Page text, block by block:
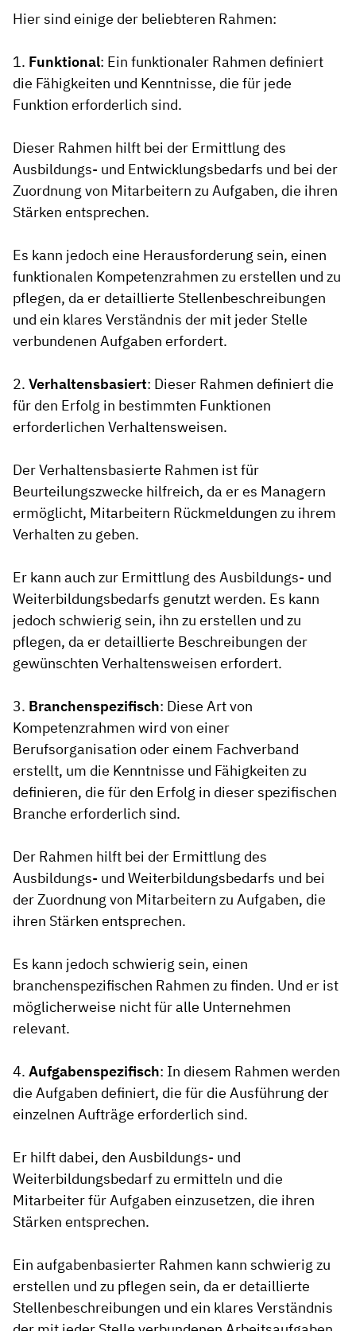
Hier sind einige der beliebteren Rahmen:
1. Funktional: Ein funktionaler Rahmen definiert
die Fähigkeiten und Kenntnisse, die für jede
Funktion erforderlich sind.
Dieser Rahmen hilft bei der Ermittlung des
Ausbildungs- und Entwicklungsbedarfs und bei der
Zuordnung von Mitarbeitern zu Aufgaben, die ihren
Stärken entsprechen.
Es kann jedoch eine Herausforderung sein, einen
funktionalen Kompetenzrahmen zu erstellen und zu
pflegen, da er detaillierte Stellenbeschreibungen
und ein klares Verständnis der mit jeder Stelle
verbundenen Aufgaben erfordert.
2. Verhaltensbasiert: Dieser Rahmen definiert die
für den Erfolg in bestimmten Funktionen
erforderlichen Verhaltensweisen.
Der Verhaltensbasierte Rahmen ist für
Beurteilungszwecke hilfreich, da er es Managern
ermöglicht, Mitarbeitern Rückmeldungen zu ihrem
Verhalten zu geben.
Er kann auch zur Ermittlung des Ausbildungs- und
Weiterbildungsbedarfs genutzt werden. Es kann
jedoch schwierig sein, ihn zu erstellen und zu
pflegen, da er detaillierte Beschreibungen der
gewünschten Verhaltensweisen erfordert.
3. Branchenspezifisch: Diese Art von
Kompetenzrahmen wird von einer
Berufsorganisation oder einem Fachverband
erstellt, um die Kenntnisse und Fähigkeiten zu
definieren, die für den Erfolg in dieser spezifischen
Branche erforderlich sind.
Der Rahmen hilft bei der Ermittlung des
Ausbildungs- und Weiterbildungsbedarfs und bei
der Zuordnung von Mitarbeitern zu Aufgaben, die
ihren Stärken entsprechen.
Es kann jedoch schwierig sein, einen
branchenspezifischen Rahmen zu finden. Und er ist
möglicherweise nicht für alle Unternehmen
relevant.
4. Aufgabenspezifisch: In diesem Rahmen werden
die Aufgaben definiert, die für die Ausführung der
einzelnen Aufträge erforderlich sind.
Er hilft dabei, den Ausbildungs- und
Weiterbildungsbedarf zu ermitteln und die
Mitarbeiter für Aufgaben einzusetzen, die ihren
Stärken entsprechen.
Ein aufgabenbasierter Rahmen kann schwierig zu
erstellen und zu pflegen sein, da er detaillierte
Stellenbeschreibungen und ein klares Verständnis